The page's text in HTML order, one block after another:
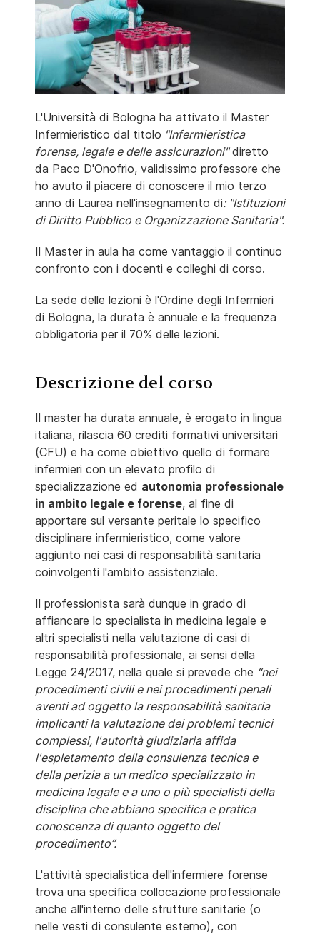
L'Università di Bologna ha attivato il Master
Infermieristico dal titolo "Infermieristica
forense, legale e delle assicurazioni"diretto
da Paco D'Onofrio, validissimo professore che
ho avuto il piacere di conoscere il mio terzo
anno di Laurea nell'insegnamento di: "Istituzioni
di Diritto Pubblico e Organizzazione Sanitaria".
Il Master in aula ha come vantaggio il continuo
confronto con i docenti e colleghi di corso.
La sede delle lezioni è l'Ordine degli Infermieri
di Bologna, la durata è annuale e la frequenza
obbligatoria per il 70% delle lezioni.
Descrizione del corso
Il master ha durata annuale, è erogato in lingua
italiana, rilascia 60 crediti formativi universitari
(CFU) e ha come obiettivo quello di formare
infermieri con un elevato profilo di
specializzazione ed autonomia professionale
in ambito legale e forense, al fine di
apportare sul versante peritale lo specifico
disciplinare infermieristico, come valore
aggiunto nei casi di responsabilità sanitaria
coinvolgenti l'ambito assistenziale.
Il professionista sarà dunque in grado di
affiancare lo specialista in medicina legale e
altri specialisti nella valutazione di casi di
responsabilità professionale, ai sensi della
Legge 24/2017, nella quale si prevede che “nei
procedimenti civili e nei procedimenti penali
aventi ad oggetto la responsabilità sanitaria
implicanti la valutazione dei problemi tecnici
complessi, l'autorità giudiziaria affida
l'espletamento della consulenza tecnica e
della perizia a un medico specializzato in
medicina legale e a uno o più specialisti della
disciplina che abbiano specifica e pratica
conoscenza di quanto oggetto del
procedimento”.
L'attività specialistica dell'infermiere forense
trova una specifica collocazione professionale
anche all'interno delle strutture sanitarie (o
nelle vesti di consulente esterno), con